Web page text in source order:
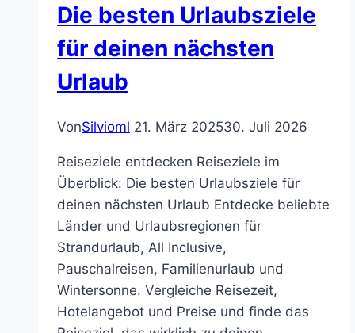
Die besten Urlaubsziele
für deinen nächsten
Urlaub
VonSilvioml 21. März 202530. Juli 2026
Reiseziele entdecken Reiseziele im
Überblick: Die besten Urlaubsziele für
deinen nächsten Urlaub Entdecke beliebte
Länder und Urlaubsregionen für
Strandurlaub, All Inclusive,
Pauschalreisen, Familienurlaub und
Wintersonne. Vergleiche Reisezeit,
Hotelangebot und Preise und finde das